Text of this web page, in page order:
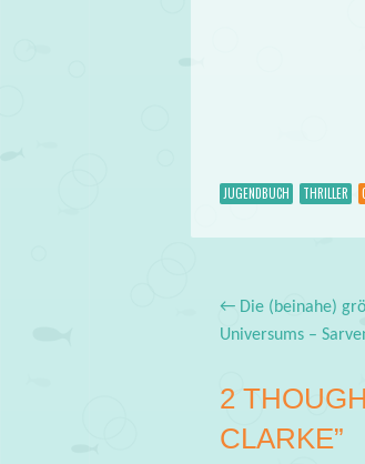
JUGENDBUCH THRILLER
Post
←Die (beinahe)
Universums –
2
CLARKE”